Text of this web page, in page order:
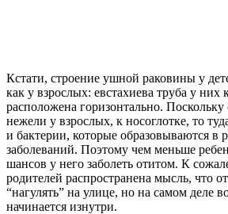
Кстати, строение ушной раковины у
как у взрослых: евстахиева труба у них
расположена горизонтально.
нежели у взрослых, к носоглотке, то
и бактерии, которые образовываются в
заболеваний. Поэтому чем меньше
шансов у него заболеть отитом. К
родителей распространена мысль, что
“нагулять” на улице, но на самом деле
начинается изнутри.